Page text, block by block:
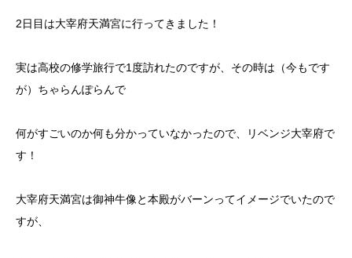
2日目は大宰府天満宮に行ってきました！
実は高校の修学旅行で1度訪れたのですが、その時は（今もです
が）ちゃらんぽらんで
何がすごいのか何も分かっていなかったので、リベンジ大宰府で
す！
大宰府天満宮は御神牛像と本殿がバーンってイメージでいたので
すが、